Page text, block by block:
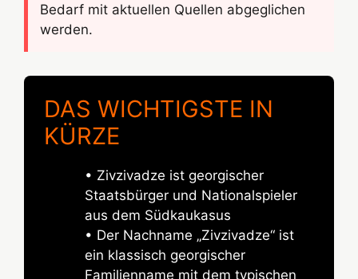
Bedarf mit aktuellen Quellen abgeglichen
werden.
DAS WICHTIGSTE IN
KÜRZE
• Zivzivadze ist georgischer
Staatsbürger und Nationalspieler
aus dem Südkaukasus
• Der Nachname „Zivzivadze“ ist
ein klassisch georgischer
Familienname mit dem typischen